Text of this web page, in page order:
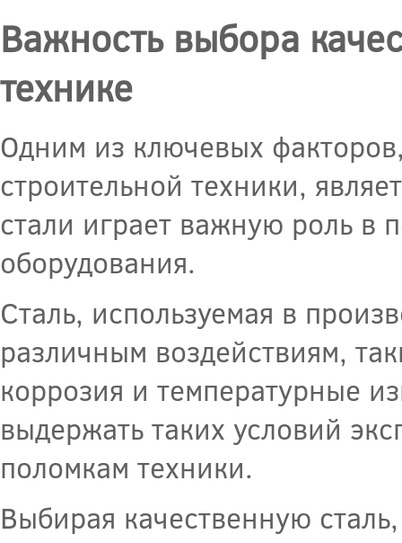
Важность выбора
технике
Одним из ключевых
строительной техники,
стали играет важную роль
оборудования.
Сталь, используемая в
различным воздействиям,
коррозия и температурные
выдержать таких условий
поломкам техники.
Выбирая качественную